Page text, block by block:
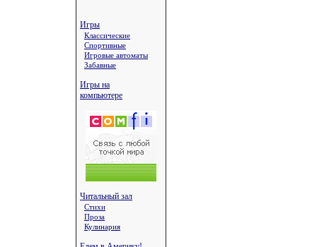
Игры
Классические
Спортивные
Игровые автоматы
Забавные
Игры на
компьютере
Читальный зал
Стихи
Проза
Кулинария